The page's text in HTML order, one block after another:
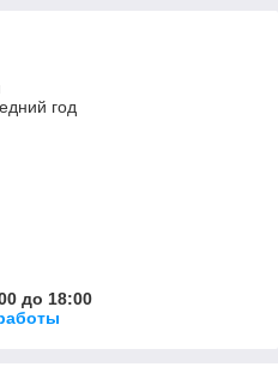
год
до 18:00